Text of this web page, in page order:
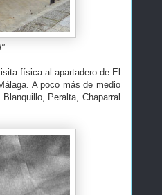
física al apartadero de El
A poco más de medio
Peralta, Chaparral